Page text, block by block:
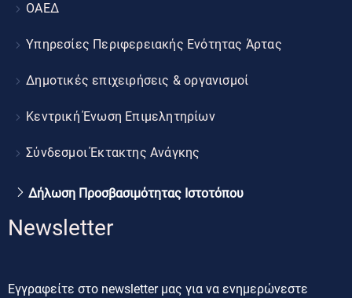
ΟΑΕΔ
Υπηρεσίες Περιφερειακής Ενότητας Άρτας
Δημοτικές επιχειρήσεις & οργανισμοί
Κεντρική Ένωση Επιμελητηρίων
Σύνδεσμοι Έκτακτης Ανάγκης
Δήλωση Προσβασιμότητας Ιστοτόπου
Newsletter
Εγγραφείτε στο newsletter μας για να ενημερώνεστε